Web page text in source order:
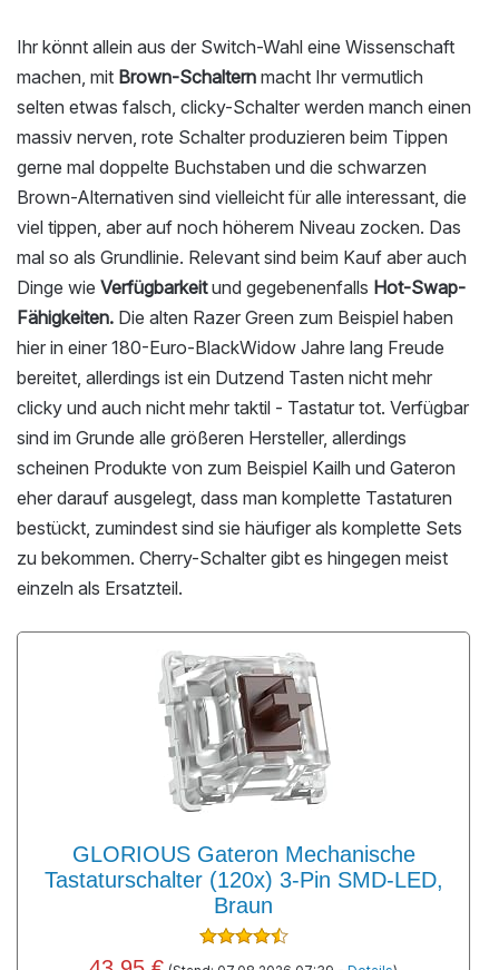
Ihr könnt allein aus der Switch-Wahl eine Wissenschaft
machen, mit Brown-Schaltern macht Ihr vermutlich
selten etwas falsch, clicky-Schalter werden manch einen
massiv nerven, rote Schalter produzieren beim Tippen
gerne mal doppelte Buchstaben und die schwarzen
Brown-Alternativen sind vielleicht für alle interessant, die
viel tippen, aber auf noch höherem Niveau zocken. Das
mal so als Grundlinie. Relevant sind beim Kauf aber auch
Dinge wie Verfügbarkeitund gegebenenfalls Hot-Swap-
Fähigkeiten. Die alten Razer Green zum Beispiel haben
hier in einer 180-Euro-BlackWidow Jahre lang Freude
bereitet, allerdings ist ein Dutzend Tasten nicht mehr
clicky und auch nicht mehr taktil - Tastatur tot. Verfügbar
sind im Grunde alle größeren Hersteller, allerdings
scheinen Produkte von zum Beispiel Kailh und Gateron
eher darauf ausgelegt, dass man komplette Tastaturen
bestückt, zumindest sind sie häufiger als komplette Sets
zu bekommen. Cherry-Schalter gibt es hingegen meist
einzeln als Ersatzteil.
GLORIOUS Gateron Mechanische
Tastaturschalter (120x) 3-Pin SMD-LED,
Braun